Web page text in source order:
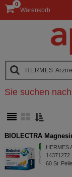
Warenkorb
0
Sie suchen
BIOLECTRA
HERMES
14371272
60 St